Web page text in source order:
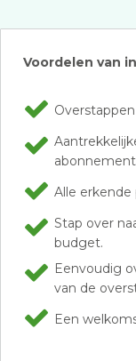
Voordelen van
Alle
Stap over
budget.
Eenvoudig
van de
Een